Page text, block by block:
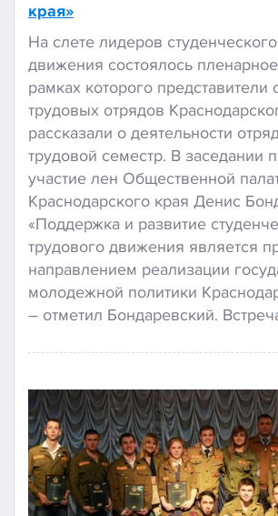
края»
На слете лидеров
движения состоялось
рамках которого представители
трудовых отрядов
рассказали о деятельности
трудовой семестр. В заседании
участие лен Общественной
Краснодарского края Денис
«Поддержка и развитие
трудового движения является
направлением реализации
молодежной политики
– отметил Бондаревский.